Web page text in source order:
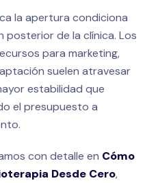
la apertura condiciona
posterior de la clínica. Los
para marketing,
suelen atravesar
estabilidad que
el presupuesto a
con detalle en Cómo
Desde Cero,